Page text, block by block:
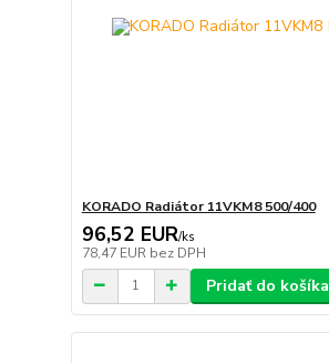
KORADO Radiátor 11VKM8 500/400
96,52 EUR/ks
78,47 EUR bez DPH
Pridať do košíka